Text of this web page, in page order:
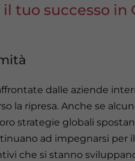
tuo successo in
dalle aziende
la ripresa. Anche se
strategie globali
ad impegnarsi per
che si stanno